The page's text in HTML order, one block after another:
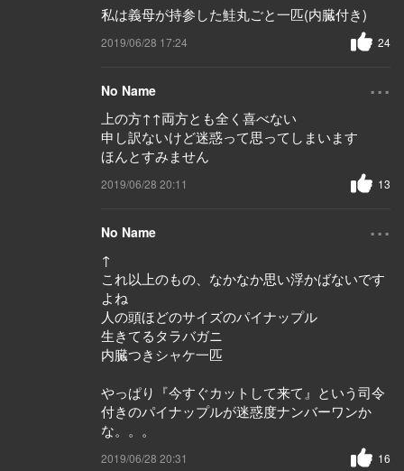
私は義母が持参した鮭丸ごと一匹(内臓付き)
2019/06/28 17:24 24
No Name ...
上の方↑↑両方とも全く喜べない
申し訳ないけど迷惑って思ってしまいます
ほんとすみません
2019/06/28 20:11 13
No Name ...
↑
これ以上のもの、なかなか思い浮かばないです
よね
人の頭ほどのサイズのパイナップル
生きてるタラバガニ
内臓つきシャケ一匹
やっぱり『今すぐカットして来て』という司令
付きのパイナップルが迷惑度ナンバーワンか
な。。。
2019/06/28 20:31 16